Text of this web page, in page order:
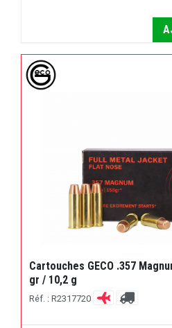
Cartouches GECO .357
gr / 10,2 g
Réf. : R2317720